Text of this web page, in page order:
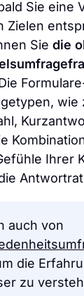
Sie eine
Zielen
Sie die
wie
Ihrer
auch von
die
zu